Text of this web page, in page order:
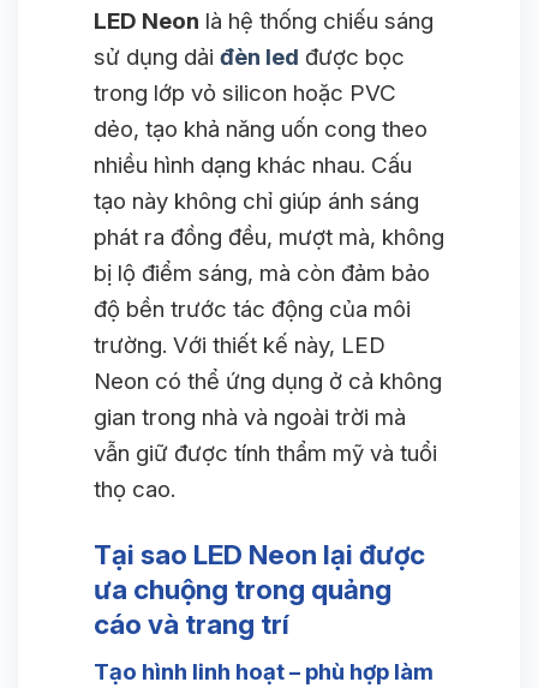
LED Neon là hệ thống chiếu sáng
sử dụng dải đèn led được bọc
trong lớp vỏ silicon hoặc PVC
dẻo, tạo khả năng uốn cong theo
nhiều hình dạng khác nhau. Cấu
tạo này không chỉ giúp ánh sáng
phát ra đồng đều, mượt mà, không
bị lộ điểm sáng, mà còn đảm bảo
độ bền trước tác động của môi
trường. Với thiết kế này, LED
Neon có thể ứng dụng ở cả không
gian trong nhà và ngoài trời mà
vẫn giữ được tính thẩm mỹ và tuổi
thọ cao.
Tại sao LED Neon lại được
ưa chuộng trong quảng
cáo và trang trí
Tạo hình linh hoạt – phù hợp làm